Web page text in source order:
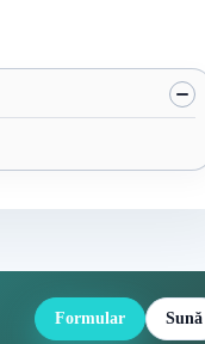
Formular Sună